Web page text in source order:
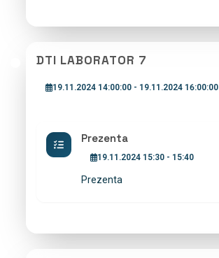
DTI LABORATOR 7
19.11.2024 14:00:00 - 19.11.2024 16:00:00
Prezenta
19.11.2024 15:30 - 15:40
Prezenta